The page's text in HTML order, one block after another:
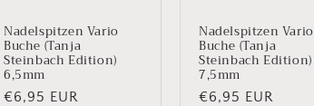
Nadelspitzen Vario
Buche (Tanja
Steinbach Edition)
6,5mm
Normaler
€6,95 EUR
Nadelspitzen Vario
Buche (Tanja
Steinbach Edition)
7,5mm
Normaler
€6,95 EUR